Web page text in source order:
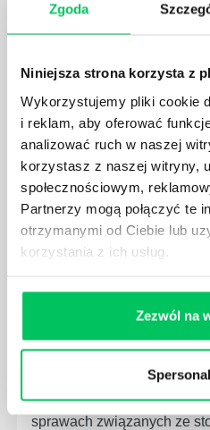
Zgoda
Niniejsza strona korzysta z
Wykorzystujemy pliki cookie
i reklam, aby oferować
analizować ruch w naszej
korzystasz z naszej witryny,
społecznościowym,
Partnerzy mogą połączyć te
otrzymanymi od Ciebie lub
korzystania z ich usług.
Zezwól na
WYPŁATA
W tym artykule
rachunek, wypłata w
tematy związane z
nałożeniu na Pracodawcę
informacyjnego dot.
wypłaty wynagrodzenia.
wypłacie wynagrodzeń
możliwości wypłaty
KRÓTSZE OKRESY
PRACOWNICZEJ
Jednym z podstawowych
jest prowadzenie
sprawach związanych ze